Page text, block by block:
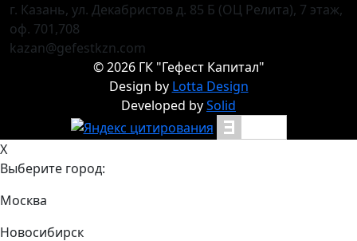
г. Казань, ул. Декабристов д. 85 Б (ОЦ Релита), 7 этаж,
оф. 701,708
kazan@gefestkzn.com
©2026ГК "Гефест Капитал"
Design by Lotta Design
Developed bySolid
X
Выберите город:
Москва
Новосибирск